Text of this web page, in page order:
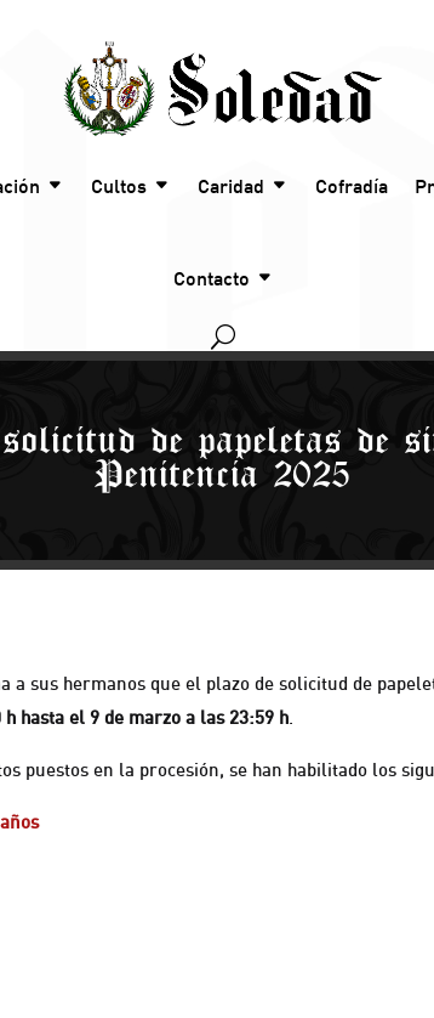
Cultos Caridad Cofradía
Contacto
de papeletas de
Penitencia 2025
a sus hermanos que el plazo de solicitud de
hasta el 9 de marzo a las 23:59 h.
puestos en la procesión, se han habilitado los